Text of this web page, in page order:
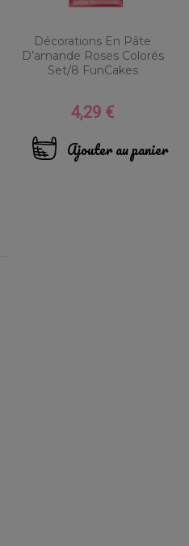
Décorations En Pâte
D’amande Roses Colorés
Set/8 FunCakes
Prix
4,29 €
Ajouter au panier